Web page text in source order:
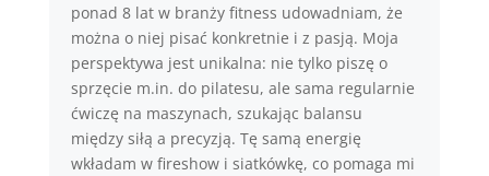
ponad 8 lat w branży fitness udowadniam, że
można o niej pisać konkretnie i z pasją. Moja
perspektywa jest unikalna: nie tylko piszę o
sprzęcie m.in. do pilatesu, ale sama regularnie
ćwiczę na maszynach, szukając balansu
między siłą a precyzją. Tę samą energię
wkładam w fireshow i siatkówkę, co pomaga mi